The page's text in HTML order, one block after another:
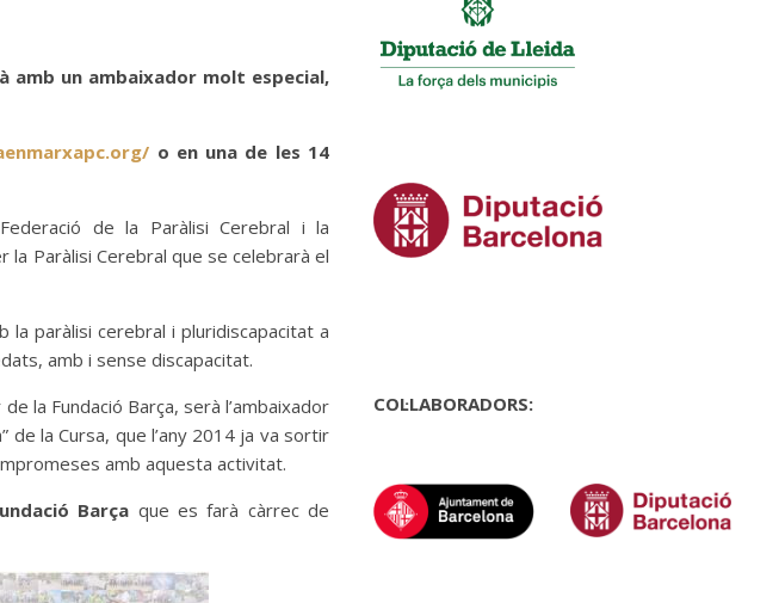
amb un ambaixador molt especial,
o en una de les 14
de la Paràlisi Cerebral i la
la Paràlisi Cerebral que se celebrarà el
la paràlisi cerebral i pluridiscapacitat a
amb i sense discapacitat.
la Fundació Barça, serà l’ambaixador
de la Cursa, que l’any 2014 ja va sortir
amb aquesta activitat.
Barça que es farà càrrec de
COL·LABORADORS: